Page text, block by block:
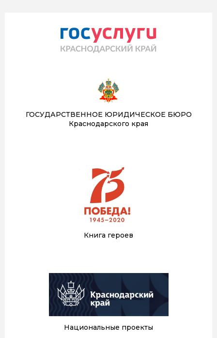
ГОСУДАРСТВЕННОЕ ЮРИДИЧЕСКОЕ БЮРО
Краснодарского края
Книга героев
Национальные проекты